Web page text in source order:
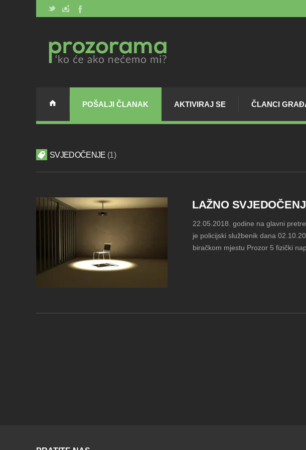
POŠALJI ČLANAK AKTIVIRAJ SE ČLANCI
SVJEDOČENJE 1
LAŽNO
22.05.2018. godine na glavni
je policijski službenik dana
biračkom mjestu Prozor 5 fizički